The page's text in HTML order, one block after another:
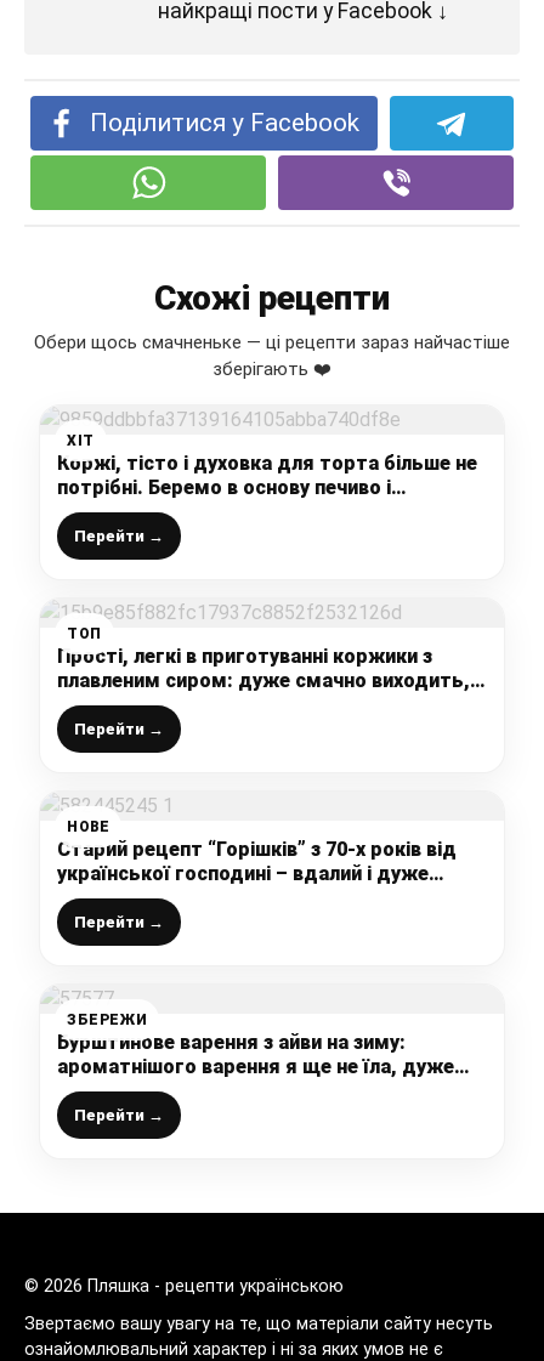
найкращі пости у Facebook ↓
Поділитися у Facebook
Схожі рецепти
Обери щось смачненьке — ці рецепти зараз найчастіше
зберігають ❤️
ХІТ
Коржі, тісто і духовка для торта більше не
потрібні. Беремо в основу печиво і
витрачаємо на десерт 30 хвилин
Перейти →
ТОП
Прості, легкі в приготуванні коржики з
плавленим сиром: дуже смачно виходить,
зі столу зникають миттєво
Перейти →
НОВЕ
Старий рецепт “Горішків” з 70-х років від
української господині – вдалий і дуже
смачний
Перейти →
ЗБЕРЕЖИ
Бурштинове варення з айви на зиму:
ароматнішого варення я ще не їла, дуже
смачна і красива заготовка
Перейти →
© 2026 Пляшка - рецепти українською
Звертаємо вашу увагу на те, що матеріали сайту несуть
ознайомлювальний характер і ні за яких умов не є